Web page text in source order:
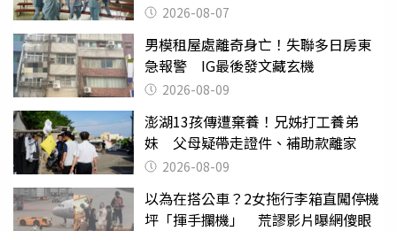
2026-08-07
男模租屋處離奇身亡！失聯多日房東
急報警 IG最後發文藏玄機
2026-08-09
澎湖13孩傳遭棄養！兄姊打工養弟
妹 父母疑帶走證件、補助款離家
2026-08-09
以為在搭公車？2女拖行李箱直闖停機
坪「揮手攔機」 荒謬影片曝網傻眼